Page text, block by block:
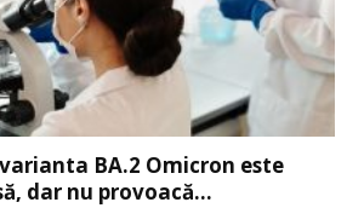
BA.2 Omicron este
dar nu provoacă...